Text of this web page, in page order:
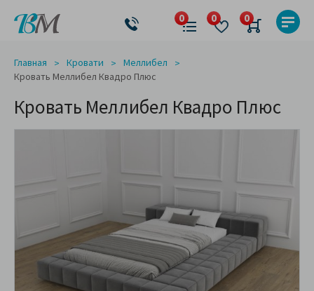
Главная Кровати
Меллибел
Кровать Меллибел Квадро Плюс
Кровать Меллибел Квадро Плюс